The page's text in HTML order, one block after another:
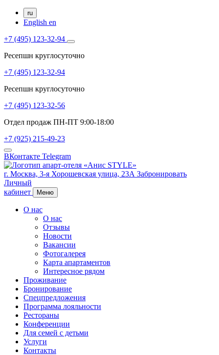
ru
English en
+7 (495) 123-32-94
Ресепшн круглосуточно
+7 (495) 123-32-94
Ресепшн круглосуточно
+7 (495) 123-32-56
Отдел продаж ПН-ПТ 9:00-18:00
+7 (925) 215-49-23
ВКонтакте Telegram
г. Москва, 3-я Хорошевская улица, 23А Забронировать
Личный
кабинет
Меню
О нас
О нас
Отзывы
Новости
Вакансии
Фотогалерея
Карта апартаментов
Интересное рядом
Проживание
Бронирование
Спецпредложения
Программа лояльности
Рестораны
Конференции
Для семей с детьми
Услуги
Контакты